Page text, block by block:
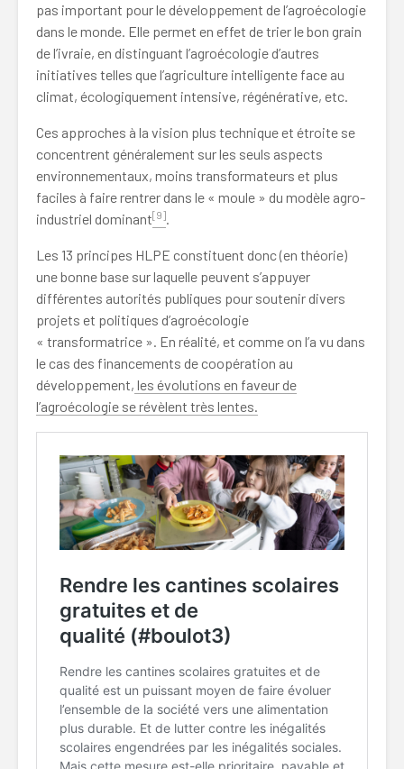
pas important pour le développement de l’agroécologie
dans le monde. Elle permet en effet de trier le bon grain
de l’ivraie, en distinguant l’agroécologie d’autres
initiatives telles que l’agriculture intelligente face au
climat, écologiquement intensive, régénérative, etc.
Ces approches à la vision plus technique et étroite se
concentrent généralement sur les seuls aspects
environnementaux, moins transformateurs et plus
faciles à faire rentrer dans le « moule » du modèle agro-
industriel dominant[9].
Les 13 principes HLPE constituent donc (en théorie)
une bonne base sur laquelle peuvent s’appuyer
différentes autorités publiques pour soutenir divers
projets et politiques d’agroécologie
« transformatrice ». En réalité, et comme on l’a vu dans
le cas des financements de coopération au
développement, les évolutions en faveur de
l’agroécologie se révèlent très lentes.